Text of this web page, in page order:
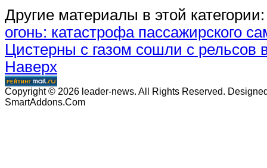
Другие материалы в этой категории:
огонь: катастрофа пассажирского
Цистерны с газом сошли с рельсов
Наверх
Copyright © 2026 leader-news. All Rights Reserved.
SmartAddons.Com